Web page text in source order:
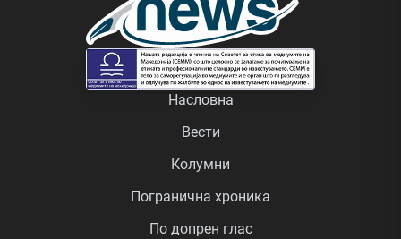
Насловна
Вести
Колумни
Погранична хроника
По допрен глас